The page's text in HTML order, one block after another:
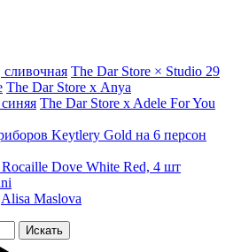
сливочная The Dar Store × Studio 29
The Dar Store x Anya
The Dar Store x Adele For You
Keytlery Gold на 6 персон
Dove White Red, 4 шт
Alisa Maslova